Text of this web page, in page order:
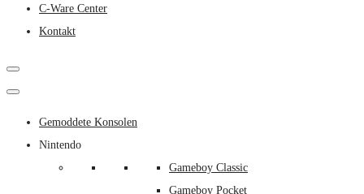
C-Ware Center
Kontakt
Gemoddete Konsolen
Nintendo
Gameboy Classic
Gameboy Pocket